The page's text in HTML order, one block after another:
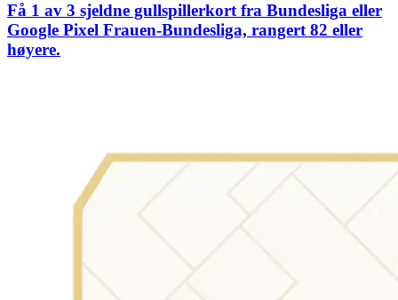
Få 1 av 3 sjeldne gullspillerkort fra Bundesliga eller
Google Pixel Frauen-Bundesliga, rangert 82 eller
høyere.